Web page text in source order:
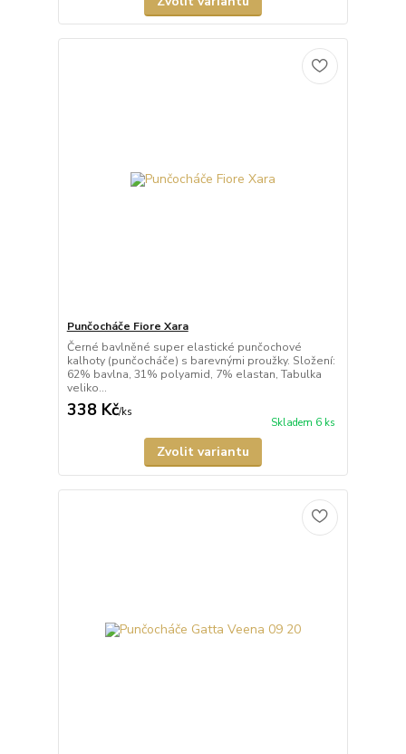
Punčocháče Fiore Xara
Černé bavlněné super elastické punčochové
kalhoty (punčocháče) s barevnými proužky. Složení:
62% bavlna, 31% polyamid, 7% elastan, Tabulka
veliko...
338 Kč/ks
Skladem 6 ks
Zvolit variantu